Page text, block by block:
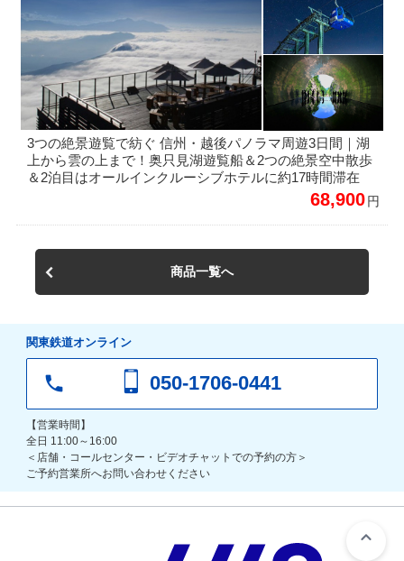
3つの絶景遊覧で紡ぐ 信州・越後パノラマ周遊3日間｜湖
上から雲の上まで！奥只見湖遊覧船＆2つの絶景空中散歩
＆2泊目はオールインクルーシブホテルに約17時間滞在
68,900円
商品一覧へ
関東鉄道オンライン
050-1706-0441
【営業時間】
全日 11:00～16:00
＜店舗・コールセンター・ビデオチャットでの予約の方＞
ご予約営業所へお問い合わせください